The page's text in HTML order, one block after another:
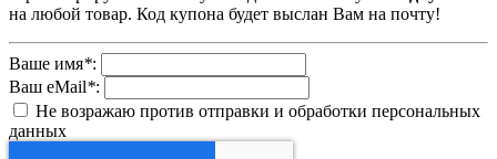
на любой товар. Код купона будет выслан Вам на почту!
Ваше имя*:
Ваш eMail*:
Не возражаю против отправки и обработки персональных
данных